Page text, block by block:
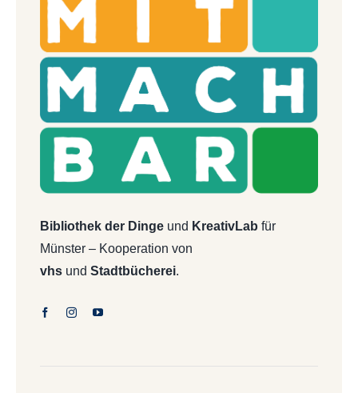
Bibliothek der Dingeund KreativLab für
Münster – Kooperation von
vhsund Stadtbücherei.